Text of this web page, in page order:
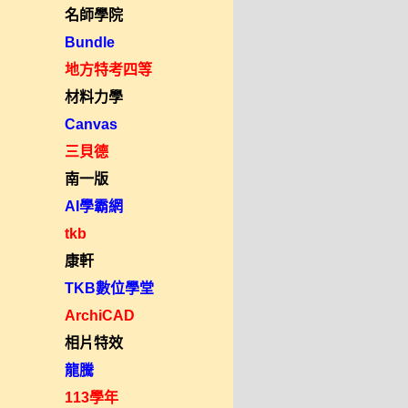
名師學院
Bundle
地方特考四等
材料力學
Canvas
三貝德
南一版
AI學霸網
tkb
康軒
TKB數位學堂
ArchiCAD
相片特效
龍騰
113學年